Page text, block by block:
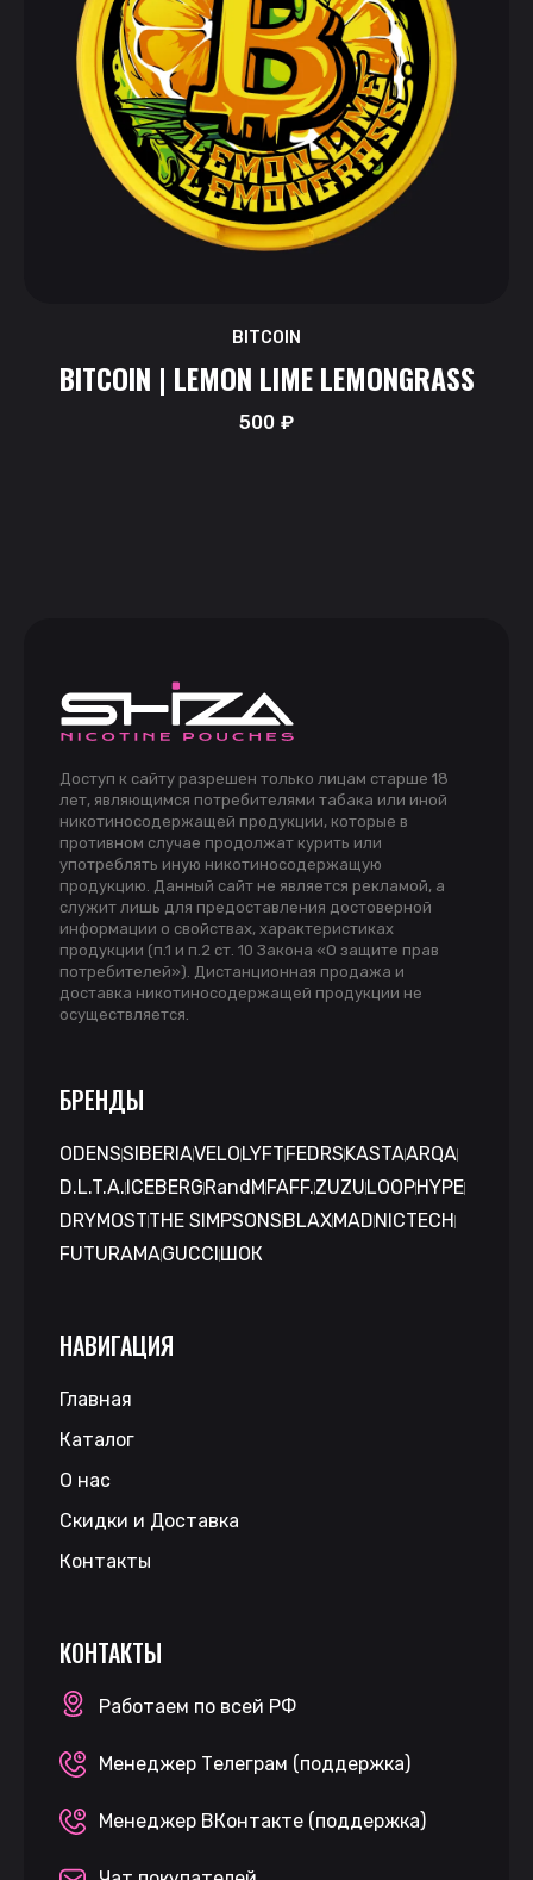
BITCOIN
BITCOIN | LEMON LIME LEMONGRASS
500₽
Доступ к сайту разрешен только лицам старше 18
лет, являющимся потребителями табака или иной
никотиносодержащей продукции, которые в
противном случае продолжат курить или
употреблять иную никотиносодержащую
продукцию. Данный сайт не является рекламой, а
служит лишь для предоставления достоверной
информации о свойствах, характеристиках
продукции (п.1 и п.2 ст. 10 Закона «О защите прав
потребителей»). Дистанционная продажа и
доставка никотиносодержащей продукции не
осуществляется.
БРЕНДЫ
ODENSSIBERIAVELO LYFT FEDRS KASTAARQA
D.L.T.A. ICEBERG RandM FAFF.ZUZU LOOPHYPE
DRYMOSTTHE SIMPSONS BLAXMAD NICTECH
FUTURAMAGUCCI ШОК
НАВИГАЦИЯ
Главная
Каталог
О нас
Скидки и Доставка
Контакты
КОНТАКТЫ
Работаем по всей РФ
Менеджер Телеграм (поддержка)
Менеджер ВКонтакте (поддержка)